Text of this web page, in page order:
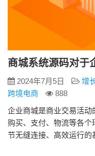
商城系统源码对于
2024年7月5日 增
跨境电商
888
企业商城是商业交易活动
购买、支付、物流等各
节无缝连接、高效运行的
性、安全性和发展密切